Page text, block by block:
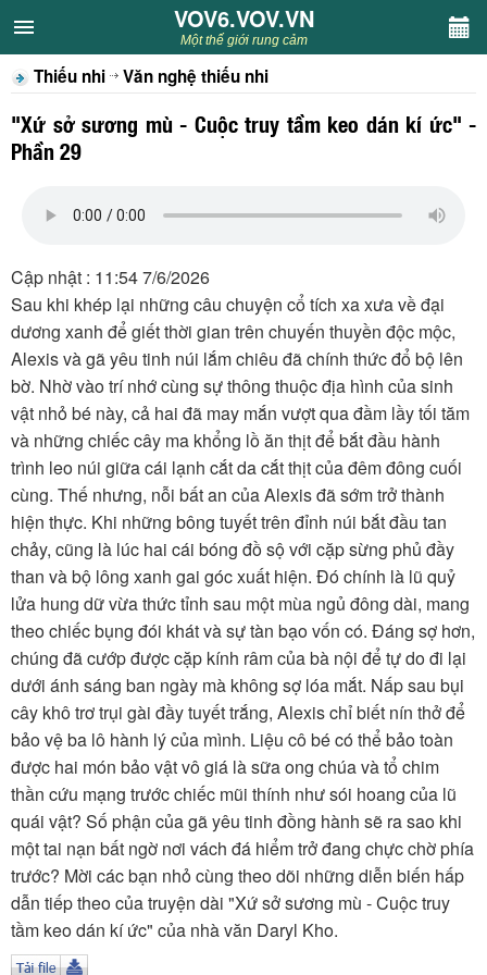
VOV6.VOV.VN
CHUYÊN MỤC
Khách VOV6
Sân khấu
Thiếu nhi
Kết nối VOV6
TÌM KIẾM
Vận hành bởi QI Corp
VOV6.VOV.VN
Một thế giới rung cảm
Thiếu nhi Văn nghệ thiếu nhi
"Xứ sở sương mù - Cuộc truy tầm keo dán kí ức" -
Phần 29
Cập nhật : 11:54 7/6/2026
Sau khi khép lại những câu chuyện cổ tích xa xưa về đại
dương xanh để giết thời gian trên chuyến thuyền độc mộc,
Alexis và gã yêu tinh núi lắm chiêu đã chính thức đổ bộ lên
bờ. Nhờ vào trí nhớ cùng sự thông thuộc địa hình của sinh
vật nhỏ bé này, cả hai đã may mắn vượt qua đầm lầy tối tăm
và những chiếc cây ma khổng lồ ăn thịt để bắt đầu hành
trình leo núi giữa cái lạnh cắt da cắt thịt của đêm đông cuối
cùng. Thế nhưng, nỗi bất an của Alexis đã sớm trở thành
hiện thực. Khi những bông tuyết trên đỉnh núi bắt đầu tan
chảy, cũng là lúc hai cái bóng đồ sộ với cặp sừng phủ đầy
than và bộ lông xanh gai góc xuất hiện. Đó chính là lũ quỷ
lửa hung dữ vừa thức tỉnh sau một mùa ngủ đông dài, mang
theo chiếc bụng đói khát và sự tàn bạo vốn có. Đáng sợ hơn,
chúng đã cướp được cặp kính râm của bà nội để tự do đi lại
dưới ánh sáng ban ngày mà không sợ lóa mắt. Nấp sau bụi
cây khô trơ trụi gài đầy tuyết trắng, Alexis chỉ biết nín thở để
bảo vệ ba lô hành lý của mình. Liệu cô bé có thể bảo toàn
được hai món bảo vật vô giá là sữa ong chúa và tổ chim
thần cứu mạng trước chiếc mũi thính như sói hoang của lũ
quái vật? Số phận của gã yêu tinh đồng hành sẽ ra sao khi
một tai nạn bất ngờ nơi vách đá hiểm trở đang chực chờ phía
trước? Mời các bạn nhỏ cùng theo dõi những diễn biến hấp
dẫn tiếp theo của truyện dài "Xứ sở sương mù - Cuộc truy
tầm keo dán kí ức" của nhà văn Daryl Kho.